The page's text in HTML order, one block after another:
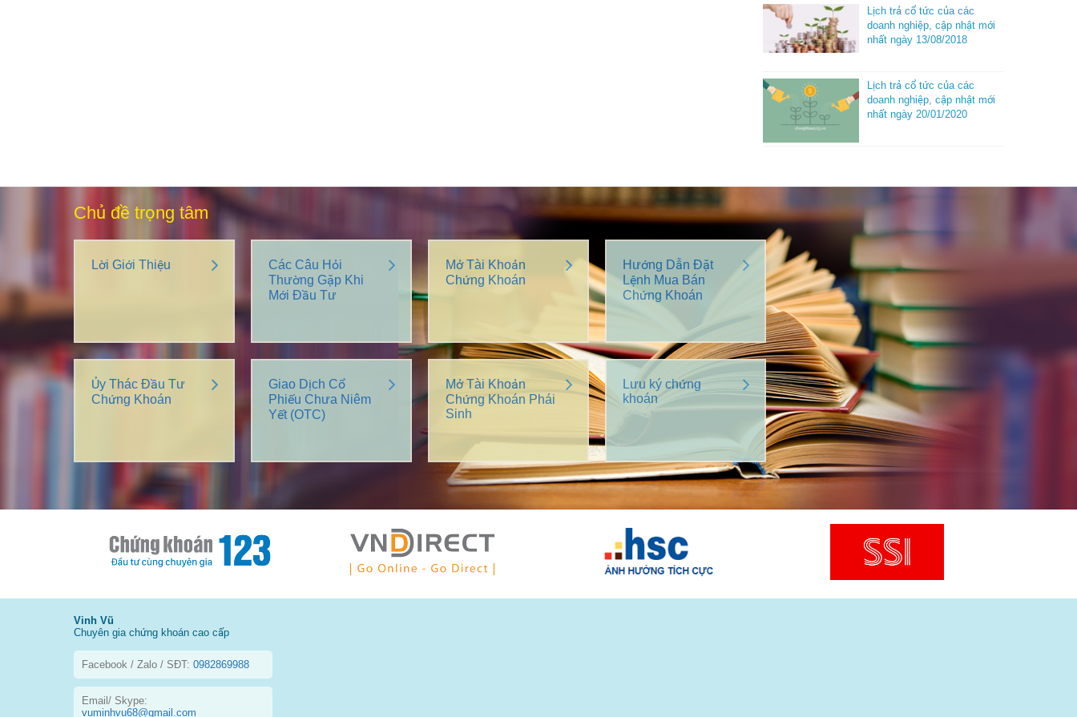
Lịch trả cổ tức của các
doanh nghiệp, cập nhật mới
nhất ngày 13/08/2018
Lịch trả cổ tức của các
doanh nghiệp, cập nhật mới
nhất ngày 20/01/2020
Chủ đề trọng tâm
Lời Giới Thiệu
Các Câu Hỏi
Thường Gặp Khi
Mới Đầu Tư
Mở Tài Khoản
Chứng Khoán
Hướng Dẫn Đặt
Lệnh Mua Bán
Chứng Khoán
Ủy Thác Đầu Tư
Chứng Khoán
Giao Dịch Cổ
Phiếu Chưa Niêm
Yết (OTC)
Mở Tài Khoản
Chứng Khoán Phái
Sinh
Lưu ký chứng
khoán
Vinh Vũ
Chuyên gia chứng khoán cao cấp
Facebook / Zalo / SĐT: 0982869988
Email/ Skype:
vuminhvu68@gmail.com